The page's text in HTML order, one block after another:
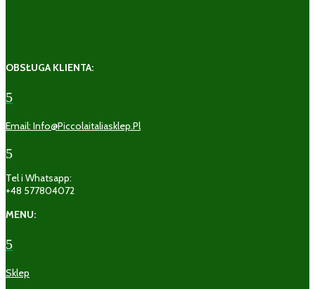
OBSŁUGA KLIENTA:
5
Email: Info@piccolaitaliasklep.pl
5
Tel i Whatsapp:
+48 577804072
MENU:
5
Sklep